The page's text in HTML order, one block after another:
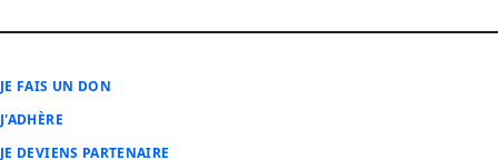
JE FAIS UN DON
J'ADHÈRE
JE DEVIENS PARTENAIRE